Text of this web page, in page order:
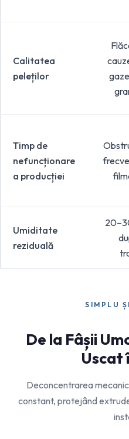
Calitatea
peleților
Timp de
nefuncționare
a producției
Umiditate
reziduală
SIMPLU
De la Fâșii
Uscat
Deconcentrarea
constant, protejând